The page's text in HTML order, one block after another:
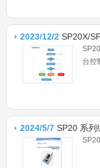
2023/12/2 SP20X/
台控
2024/5/7 SP20 系列